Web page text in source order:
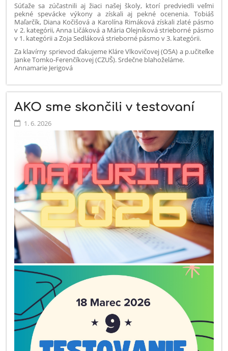
Súťaže sa zúčastnili aj žiaci našej školy, ktorí predviedli veľmi
pekné spevácke výkony a získali aj pekné ocenenia. Tobiáš
Maľarčík, Diana Kočišová a Karolína Rimáková získali zlaté pásmo
v 2. kategórii, Anna Ličáková a Mária Olejníková strieborné pásmo
v 1. kategórii a Zoja Sedláková strieborné pásmo v 3. kategórii.
Za klavírny sprievod ďakujeme Kláre Vlkovičovej (O5A) a p.učiteľke
Janke Tomko-Ferenčíkovej (CZUŠ). Srdečne blahoželáme.
Annamarie Jerigová
AKO sme skončili v testovaní
1. 6. 2026